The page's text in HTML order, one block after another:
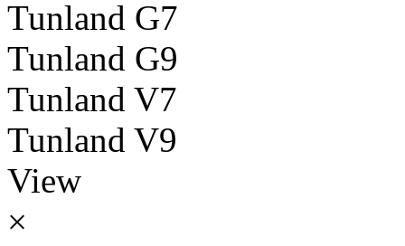
Tunland G7
Tunland G9
Tunland V7
Tunland V9
View
×